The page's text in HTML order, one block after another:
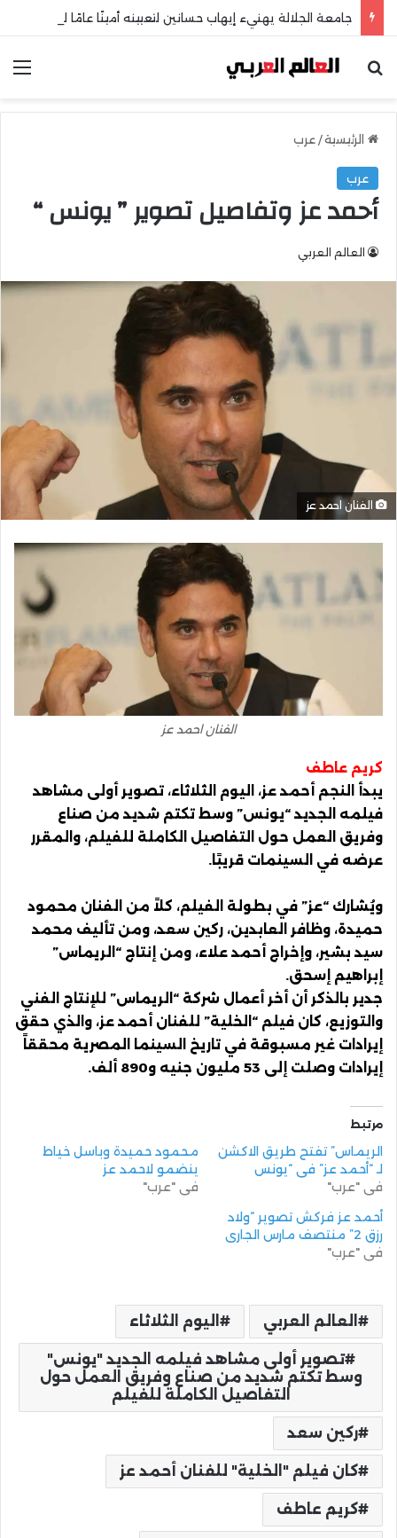
بحث عن
الرئيسية/ عرب
عرب
أحمد عز وتفاصيل تصوير ” يونس “
العالم العربي
الفنان احمد عز
الفنان احمد عز
كريم عاطف
يبدأ النجم أحمد عز، اليوم الثلاثاء، تصوير أولى مشاهد
فيلمه الجديد “يونس” وسط تكتم شديد من صناع
وفريق العمل حول التفاصيل الكاملة للفيلم، والمقرر
عرضه في السينمات قريبًا.
ويُشارك “عز” في بطولة الفيلم، كلاً من الفنان محمود
حميدة، وظافر العابدين، ركين سعد، ومن تأليف محمد
سيد بشير، وإخراج أحمد علاء، ومن إنتاج “الريماس”
إبراهيم إسحق.
جدير بالذكر أن أخر أعمال شركة “الريماس” للإنتاج الفني
والتوزيع، كان فيلم “الخلية” للفنان أحمد عز، والذي حقق
إيرادات غير مسبوقة في تاريخ السينما المصرية محققاً
إيرادات وصلت إلى 53 مليون جنيه و890 ألف.
مرتبط
الريماس” تفتح طريق الاكشن
لـ “أحمد عز” في “يونس
في "عرب"
محمود حميدة وباسل خياط
ينضمو لاحمد عز
في "عرب"
أحمد عز فركش تصوير “ولاد
رزق 2” منتصف مارس الجارى
في "عرب"
العالم العربي اليوم الثلاثاء
تصوير أولى مشاهد فيلمه الجديد "يونس"
وسط تكتم شديد من صناع وفريق العمل حول
التفاصيل الكاملة للفيلم
ركين سعد
كان فيلم "الخلية" للفنان أحمد عز
كريم عاطف